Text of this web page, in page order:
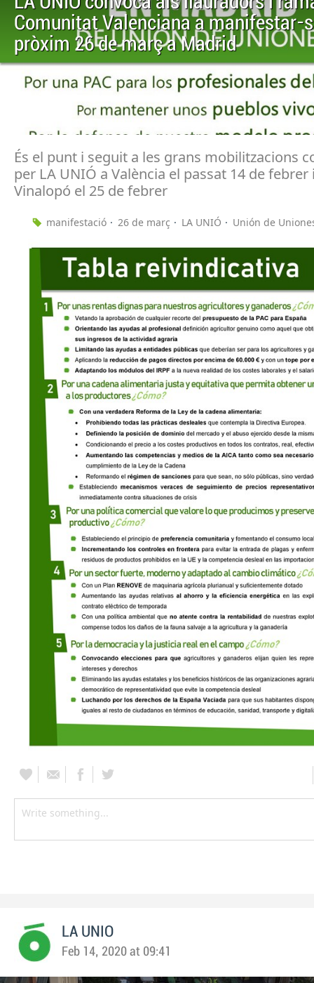
Comunitat Valenciana a manifestar-
pròxim 26 de març a Madrid
És el punt i seguit a les grans mobilitzacions
per LA UNIÓ a València el passat 14 de febrer
Vinalopó el 25 de febrer
manifestació 26 de març LA UNIÓ Unión de
LA UNIO
Feb 14, 2020 at 09:41